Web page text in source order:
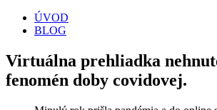
ÚVOD
BLOG
Virtuálna prehliadka
fenomén doby covidovej.